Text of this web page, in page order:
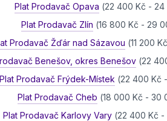
Plat Prodavač Opava (22 400 Kč -
Plat Prodavač Zlín (16 800 Kč - 29
Prodavač Žďár nad Sázavou (11 200
Benešov, okres Benešov (22
Plat Prodavač Frýdek-Místek (22 400 Kč
Plat Prodavač Cheb (18 000 Kč - 30
Plat Prodavač Karlovy Vary (22 400 Kč -